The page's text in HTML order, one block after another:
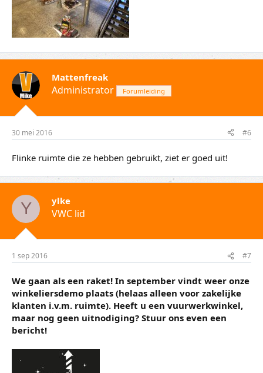
Mattenfreak
Administrator Forumleiding
30 mei 2016 #6
Flinke ruimte die ze hebben gebruikt, ziet er goed uit!
Y ylke
VWC lid
1 sep 2016 #7
We gaan als een raket! In september vindt weer onze
winkeliersdemo plaats (helaas alleen voor zakelijke
klanten i.v.m. ruimte). Heeft u een vuurwerkwinkel,
maar nog geen uitnodiging? Stuur ons even een
bericht!